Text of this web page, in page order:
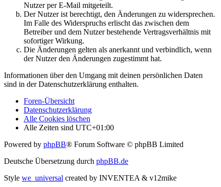
Nutzer per E-Mail mitgeteilt.
Der Nutzer ist berechtigt, den Änderungen zu widersprechen.
Im Falle des Widerspruchs erlischt das zwischen dem
Betreiber und dem Nutzer bestehende Vertragsverhältnis mit
sofortiger Wirkung.
Die Änderungen gelten als anerkannt und verbindlich, wenn
der Nutzer den Änderungen zugestimmt hat.
Informationen über den Umgang mit deinen persönlichen Daten
sind in der Datenschutzerklärung enthalten.
Foren-Übersicht
Datenschutzerklärung
Alle Cookies löschen
Alle Zeiten sind UTC+01:00
Powered by phpBB® Forum Software © phpBB Limited
Deutsche Übersetzung durch phpBB.de
Style we_universal created by INVENTEA & v12mike